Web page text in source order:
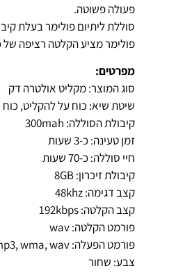
פעולה פשוטה.
סוללת ליתיום פולימר בעלת
פולימר מציע הקלטה רציפה של כ-70
מפרטים:
סוג המוצר: מקליט אולטרה דק
שיטת שיא: כוח על להקליט, כוח
קיבולת הסוללה: 300mah
זמן טעינה: כ-3 שעות
חיי סוללה: כ-70 שעות
קיבולת זיכרון: 8GB
קצב דגימה: 48khz
קצב הקלטה: 192kbps
פורמט הקלטה: wav
פורמט הפעלה: mp3, wma, wav
צבע: שחור